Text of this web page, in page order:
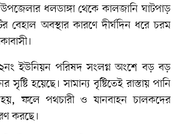
উপজেলার ধলডাঙ্গা থেকে কালজানি ঘাটপাড়
বেহাল অবস্থার কারণে দীর্ঘদিন ধরে চরম
ইউনিয়ন পরিষদসংলগ্ন অংশে বড় বড়
সৃষ্টি হয়েছে। সামান্য বৃষ্টিতেই রাস্তায় পানি
ফলে পথচারী ও যানবাহন চালকদের
করছে।